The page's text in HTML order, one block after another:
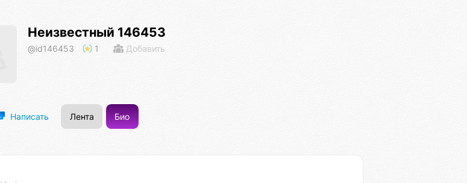
Неизвестный 146453
@id146453 1 Добавить
Написать Лента Био